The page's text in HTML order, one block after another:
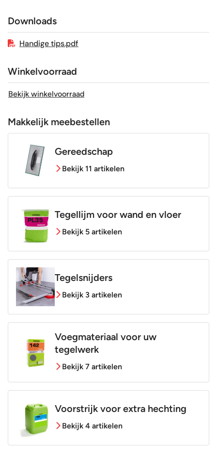
Antislipwaarde R10
Gerectificeerd
Vorstbestendig
Sortering
Craquelé
Downloads
Handige tips.pdf
Winkelvoorraad
Bekijk winkelvoorraad
Makkelijk meebestellen
Gereedschap
Bekijk 11 artikelen
Tegellijm voor wand en vloer
Bekijk 5 artikelen
Tegelsnijders
Bekijk 3 artikelen
Voegmateriaal voor uw
tegelwerk
Bekijk 7 artikelen
Voorstrijk voor extra hechting
Bekijk 4 artikelen